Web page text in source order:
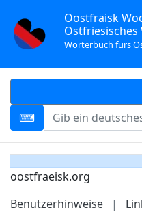
Oostfräisk
Wörterbuch fürs
oostfraeisk.org
Benutzerhinweise
|